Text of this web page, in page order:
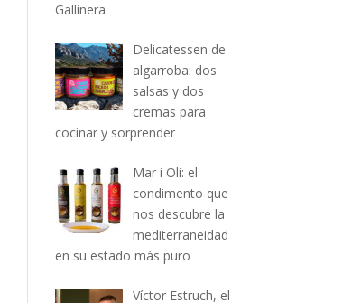
Gallinera
Delicatessen de
algarroba: dos
salsas y dos
cremas para
cocinar y sorprender
Mar i Oli: el
condimento que
nos descubre la
mediterraneidad
en su estado más puro
Víctor Estruch, el